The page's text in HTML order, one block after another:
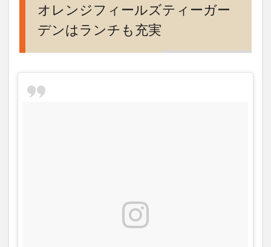
オレンジフィールズティーガー
デンはランチも充実